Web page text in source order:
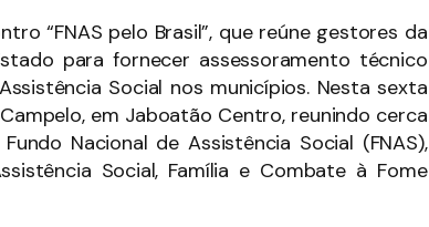
“FNAS pelo Brasil”, que reúne gestores da
para fornecer assessoramento técnico
Social nos municípios. Nesta sexta
em Jaboatão Centro, reunindo cerca
Nacional de Assistência Social (FNAS),
Social, Família e Combate à Fome